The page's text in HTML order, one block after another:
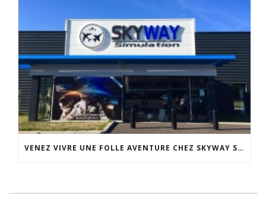
VENEZ VIVRE UNE FOLLE AVENTURE CHEZ SKYWAY SIMULATION.